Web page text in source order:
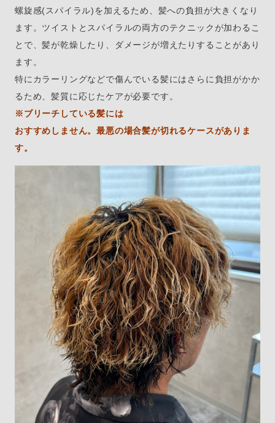
螺旋感(スパイラル)を加えるため、髪への負担が大きくなり
ます。ツイストとスパイラルの両方のテクニックが加わるこ
とで、髪が乾燥したり、ダメージが増えたりすることがあり
ます。
特にカラーリングなどで傷んでいる髪にはさらに負担がかか
るため、髪質に応じたケアが必要です。
※ブリーチしている髪には
おすすめしません。最悪の場合髪が切れるケースがありま
す。